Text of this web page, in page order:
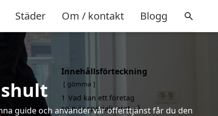
Städer Om / kontakt Blogg
guide och använder vår offerttjänst får du den
Innehållsförteckning
gömma
1 Vad kan ett företag
som är specialiserat på